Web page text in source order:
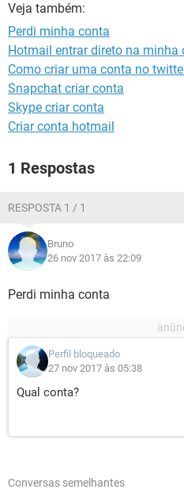
INSTAGRAM
GUIA DE COMPRAS
Veja também:
Perdi minha conta
Hotmail entrar direto na minha
Como criar uma conta no
Snapchat criar conta
Skype criar conta
Criar conta hotmail
1 Respostas
RESPOSTA 1 / 1
Bruno
26 nov 2017 às 22:09
Perdi minha conta
Perfil bloqueado
27 nov 2017 às 05:38
Qual conta?
Conversas semelhantes